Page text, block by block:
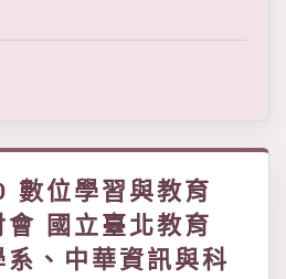
位學習與教育
國立臺北教育
、中華資訊與科